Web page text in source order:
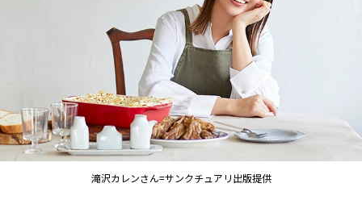
滝沢カレンさん=サンクチュアリ出版提供